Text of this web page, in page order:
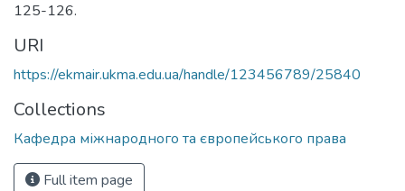
125-126.
URI
https://ekmair.ukma.edu.ua/handle/123456789/25840
Collections
Кафедра міжнародного та європейського права
Full item page